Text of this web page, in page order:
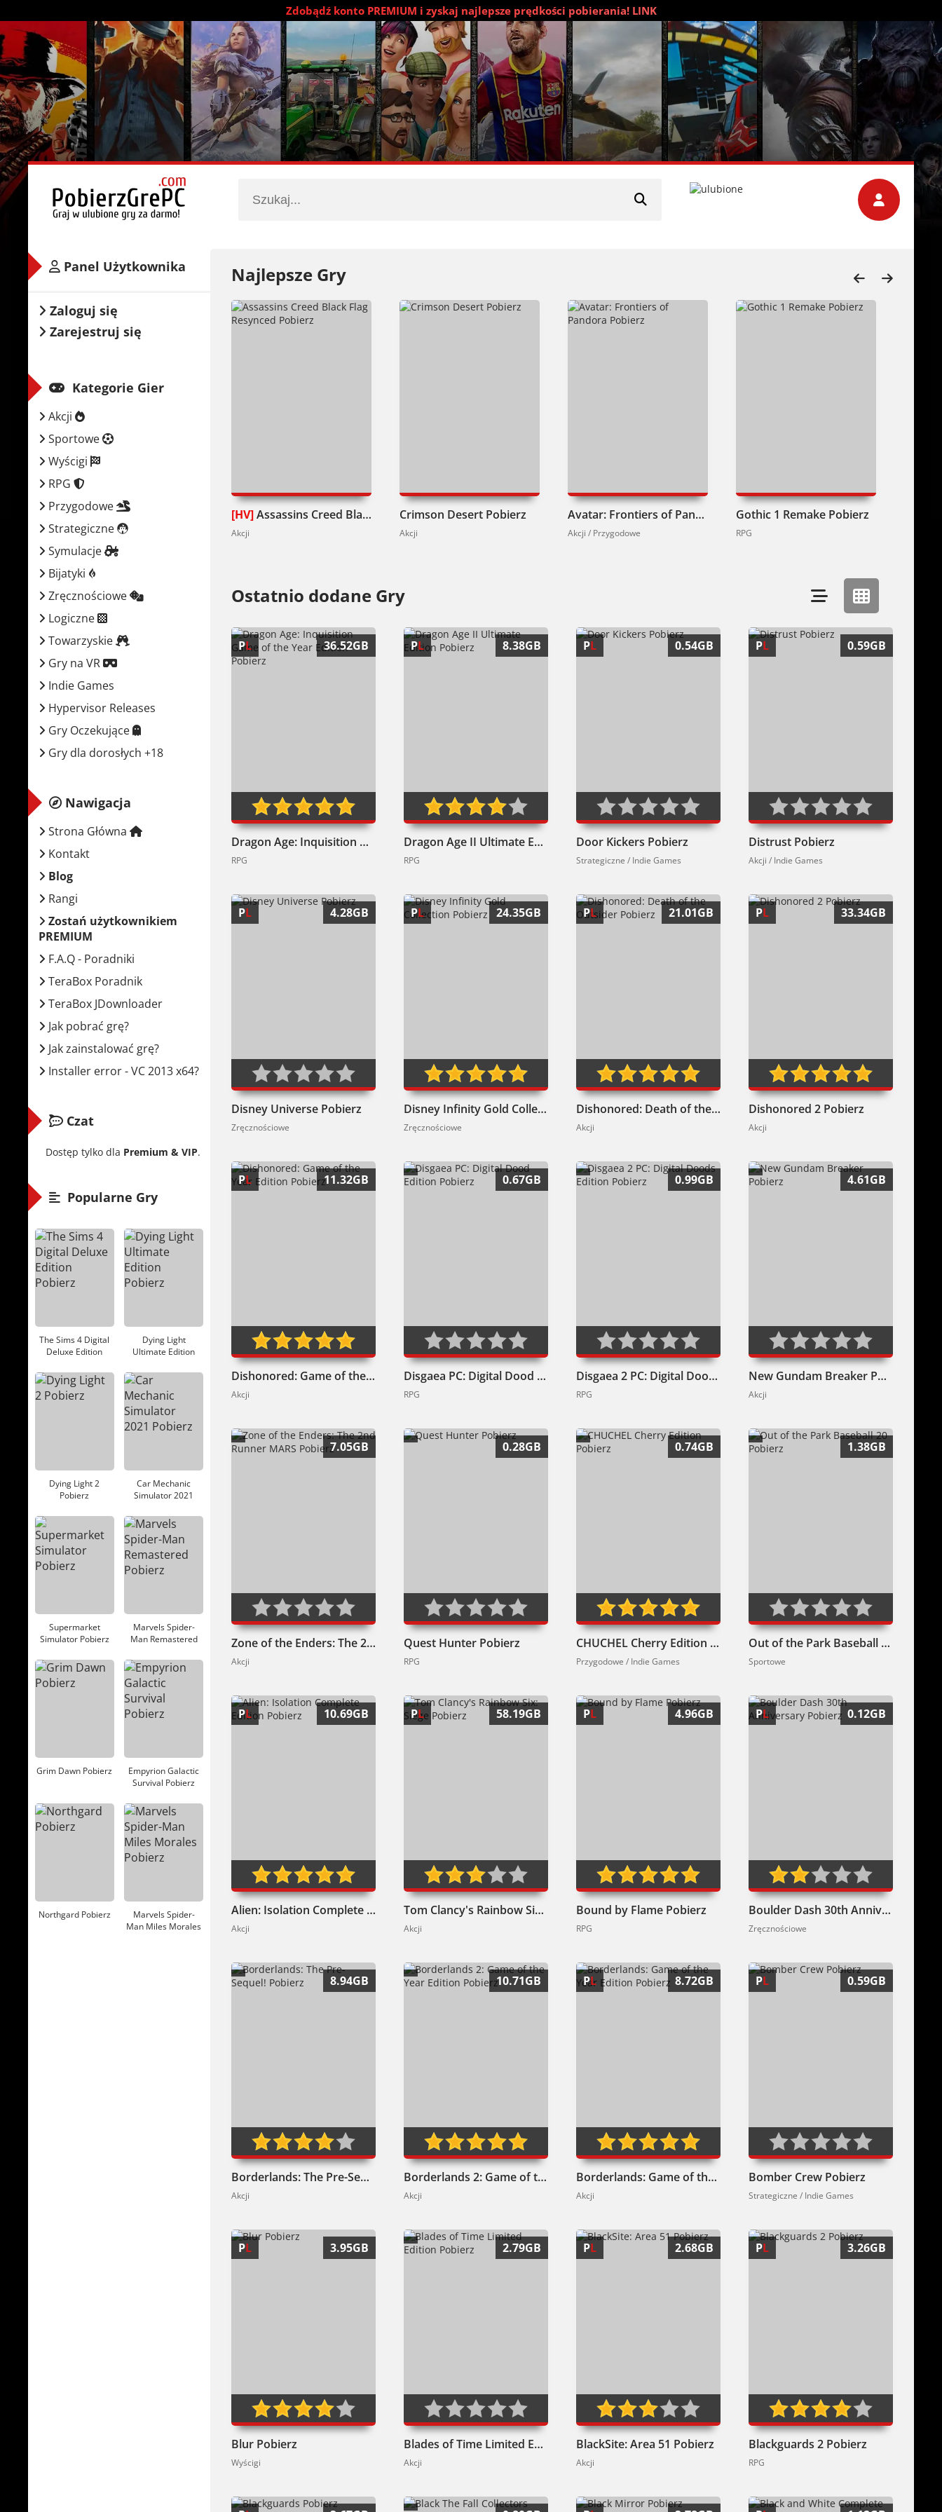
Zdobądź konto PREMIUM i zyskaj najlepsze prędkości pobierania! LINK
Najlepsze Gry
[HV]Assassins Creed Black Flag Resynced Pobierz
Akcji
Crimson Desert Pobierz
Akcji
Avatar: Frontiers of Pandora Pobierz
Akcji / Przygodowe
Gothic 1 Remake Pobierz
RPG
Ostatnio dodane Gry
PL 36.52GB
Dragon Age: Inquisition Game of the Year Edition Pobierz
RPG
PL 8.38GB
Dragon Age II Ultimate Edition Pobierz
RPG
PL 0.54GB
Door Kickers Pobierz
Strategiczne / Indie Games
PL 0.59GB
Distrust Pobierz
Akcji / Indie Games
PL 4.28GB
Disney Universe Pobierz
Zręcznościowe
PL 24.35GB
Disney Infinity Gold Collection Pobierz
Zręcznościowe
PL 21.01GB
Dishonored: Death of the Outsider Pobierz
Akcji
100
PL 33.34GB
Dishonored 2 Pobierz
Akcji
PL 11.32GB
Dishonored: Game of the Year Edition Pobierz
Akcji
0.67GB
Disgaea PC: Digital Dood Edition Pobierz
RPG
0.99GB
Disgaea 2 PC: Digital Doods Edition Pobierz
RPG
4.61GB
New Gundam Breaker Pobierz
Akcji
7.05GB
Zone of the Enders: The 2nd Runner MARS Pobierz
Akcji
0.28GB
Quest Hunter Pobierz
RPG
0.74GB
CHUCHEL Cherry Edition Pobierz
Przygodowe / Indie Games
1.38GB
Out of the Park Baseball 20 Pobierz
Sportowe
PL 10.69GB
Alien: Isolation Complete Edition Pobierz
Akcji
PL 58.19GB
Tom Clancy's Rainbow Six: Siege Pobierz
Akcji
PL 4.96GB
Bound by Flame Pobierz
RPG
PL 0.12GB
Boulder Dash 30th Anniversary Pobierz
Zręcznościowe
8.94GB
Borderlands: The Pre-Sequel! Pobierz
Akcji
10.71GB
Borderlands 2: Game of the Year Edition Pobierz
Akcji
PL 8.72GB
Borderlands: Game of the Year Edition Pobierz
Akcji
PL 0.59GB
Bomber Crew Pobierz
Strategiczne / Indie Games
PL 3.95GB
Blur Pobierz
Wyścigi
2.79GB
Blades of Time Limited Edition Pobierz
Akcji
PL 2.68GB
BlackSite: Area 51 Pobierz
Akcji
PL 3.26GB
Blackguards 2 Pobierz
RPG
Panel Użytkownika
Zaloguj się
Zarejestruj się
Kategorie Gier
Akcji
Sportowe
Wyścigi
RPG
Przygodowe
Strategiczne
Symulacje
Bijatyki
Zręcznościowe
Logiczne
Towarzyskie
Gry na VR
Indie Games
Hypervisor Releases
Gry Oczekujące
Gry dla dorosłych +18
Nawigacja
Strona Główna
Kontakt
Blog
Rangi
Zostań użytkownikiem
PREMIUM
F.A.Q - Poradniki
TeraBox Poradnik
TeraBox JDownloader
Jak pobrać grę?
Jak zainstalować grę?
Installer error - VC 2013 x64?
Czat
Dostęp tylko dla Premium & VIP.
Popularne Gry
The Sims 4 Digital
Deluxe Edition
Dying Light
Ultimate Edition
Dying Light 2
Pobierz
Car Mechanic
Simulator 2021
Supermarket
Simulator Pobierz
Marvels Spider-
Man Remastered
Grim Dawn Pobierz
Empyrion Galactic
Survival Pobierz
Northgard Pobierz
Marvels Spider-
Man Miles Morales